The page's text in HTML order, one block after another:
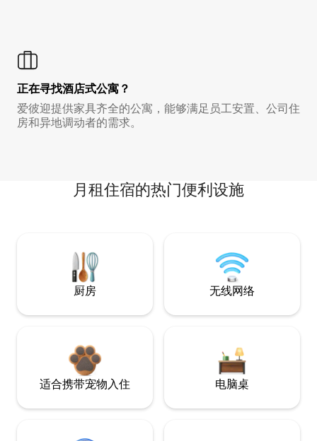
正在寻找酒店式公寓？
爱彼迎提供家具齐全的公寓，能够满足员工安置、公司住
房和异地调动者的需求。
月租住宿的热门便利设施
厨房 无线网络
适合携带宠物入住 电脑桌